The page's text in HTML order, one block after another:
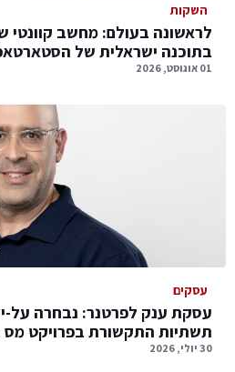
השקות
בתוכנה ישראלית של
01 אוגוסט, 2026
עסקים
עסקת ענק לפרטנר: נבחרה
תשתיות התקשורת בפרויקט מס
30 יולי, 2026